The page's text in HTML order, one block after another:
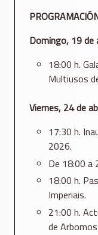
Domingo, 19 de
18:00 h.
Multiusos
Viernes, 24 de
17:30 h.
2026.
De 18:00 a
18:00 h.
Imperiais.
21:00 h.
de